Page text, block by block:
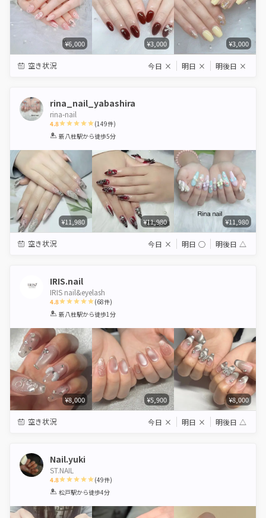
¥6,000 ¥3,000 ¥3,000
空き状況 今日 × 明日 × 明後日 ×
rina_nail_yabashira
rina-nail
4.8
1 2 3 4 5
(149件)
新八柱駅から徒歩5分
¥11,980 ¥11,980 ¥11,980
空き状況 今日 × 明日 ◯ 明後日 △
IRIS.nail
IRIS nail&eyelash
4.8
1 2 3 4 5
(68件)
新八柱駅から徒歩1分
¥8,000 ¥5,900 ¥8,000
空き状況 今日 × 明日 × 明後日 △
Nail.yuki
ST.NAIL
4.8
1 2 3 4 5
(49件)
松戸駅から徒歩4分